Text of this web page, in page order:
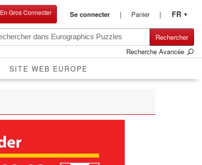
En Gros Connecter Se connecter Panier FR ▼
Rechercher
Recherche Avancée
SITE WEB EUROPE